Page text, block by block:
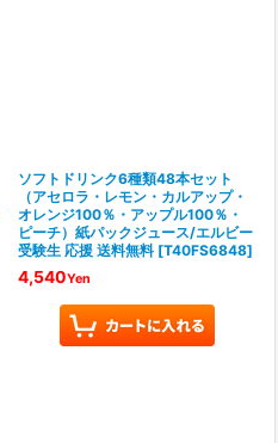
ソフトドリンク6種類48本セット
（アセロラ・レモン・カルアップ・
オレンジ100％・アップル100％・
ピーチ）紙パックジュース/エルビー
受験生 応援 送料無料 [T40FS6848]
4,540Yen